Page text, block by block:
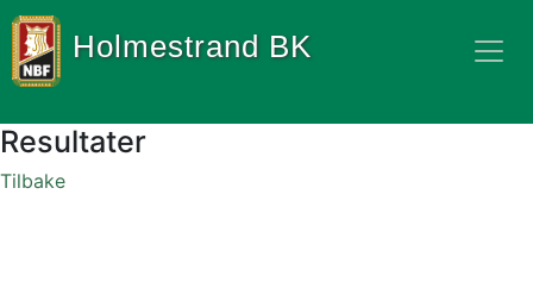
Holmestrand BK
Resultater
Tilbake